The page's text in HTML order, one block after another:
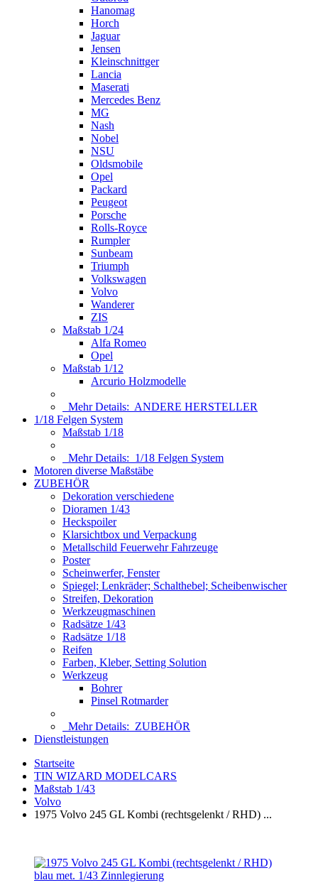
Hanomag
Horch
Jaguar
Jensen
Kleinschnittger
Lancia
Maserati
Mercedes Benz
MG
Nash
Nobel
NSU
Oldsmobile
Opel
Packard
Peugeot
Porsche
Rolls-Royce
Rumpler
Sunbeam
Triumph
Volkswagen
Volvo
Wanderer
ZIS
Maßstab 1/24
Alfa Romeo
Opel
Maßstab 1/12
Arcurio Holzmodelle
Mehr Details: ANDERE HERSTELLER
1/18 Felgen System
Maßstab 1/18
Mehr Details: 1/18 Felgen System
Motoren diverse Maßstäbe
ZUBEHÖR
Dekoration verschiedene
Dioramen 1/43
Heckspoiler
Klarsichtbox und Verpackung
Metallschild Feuerwehr Fahrzeuge
Poster
Scheinwerfer, Fenster
Spiegel; Lenkräder; Schalthebel; Scheibenwischer
Streifen, Dekoration
Werkzeugmaschinen
Radsätze 1/43
Radsätze 1/18
Reifen
Farben, Kleber, Setting Solution
Werkzeug
Bohrer
Pinsel Rotmarder
Mehr Details: ZUBEHÖR
Dienstleistungen
Startseite
TIN WIZARD MODELCARS
Maßstab 1/43
Volvo
1975 Volvo 245 GL Kombi (rechtsgelenkt / RHD) ...